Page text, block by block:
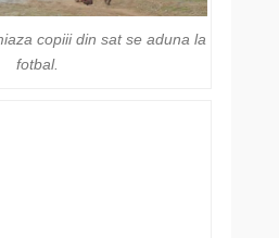
copiii din sat se aduna la
fotbal.